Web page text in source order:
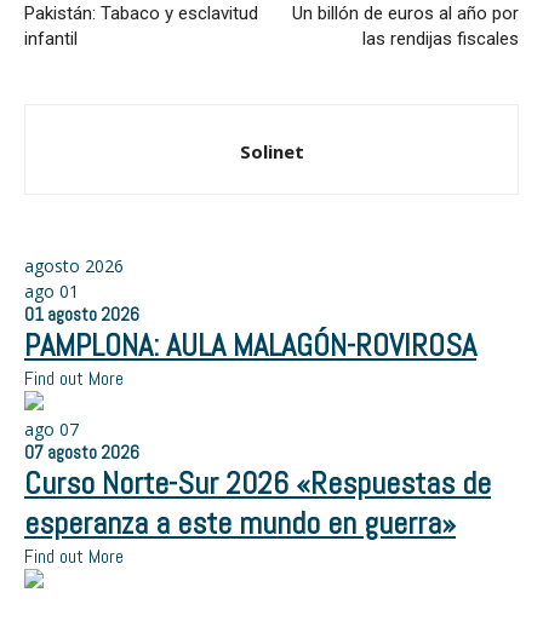
Pakistán: Tabaco y esclavitud
infantil
Un billón de euros al año por
las rendijas fiscales
Solinet
agosto 2026
ago 01
01 agosto 2026
PAMPLONA: AULA MALAGÓN-ROVIROSA
Find out More
ago 07
07 agosto 2026
Curso Norte-Sur 2026 «Respuestas de
esperanza a este mundo en guerra»
Find out More